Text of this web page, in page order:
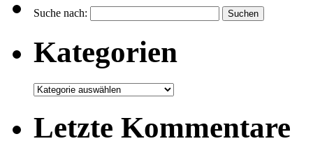
Suche nach:
Kategorien
Letzte Kommentare